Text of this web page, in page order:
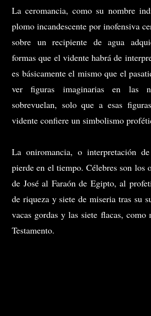
La ceromancia, como su nombre
plomo incandescente por inofensiva
sobre un recipiente de agua
formas que el vidente habrá de
es básicamente el mismo que el
ver figuras imaginarias en las
sobrevuelan, solo que a esas
vidente confiere un simbolismo
La oniromancia, o interpretación
pierde en el tiempo. Célebres son los
de José al Faraón de Egipto, al
de riqueza y siete de miseria tras su
vacas gordas y las siete flacas,
Testamento.